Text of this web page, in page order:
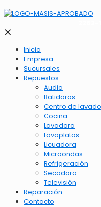
✕
Inicio
Empresa
Sucursales
Repuestos
Audio
Batidoras
Centro de lavado
Cocina
Lavadora
Lavaplatos
Licuadora
Microondas
Refrigeración
Secadora
Televisión
Reparación
Contacto